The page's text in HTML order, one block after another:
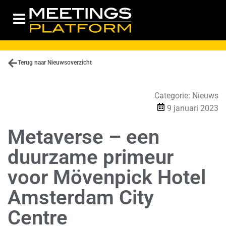
Terug naar Nieuwsoverzicht
Categorie: Nieuws
9 januari 2023
Metaverse – een
duurzame primeur
voor Mövenpick Hotel
Amsterdam City
Centre